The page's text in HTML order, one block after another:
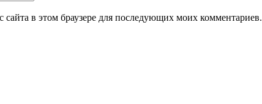
сайта в этом браузере для последующих моих комментариев.